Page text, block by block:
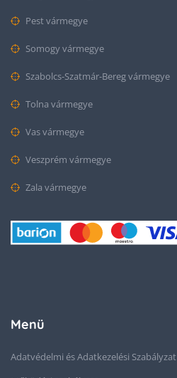
Pest vármegye
Somogy vármegye
Szabolcs-Szatmár-Bereg vármegye
Tolna vármegye
Vas vármegye
Veszprém vármegye
Zala vármegye
Menü
Adatvédelmi és Adatkezelési Szabályzat